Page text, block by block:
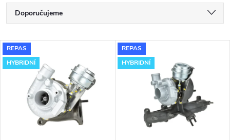
Ř
a
z
Doporučujeme
Nejdražší
Nejprodávanější
Abecedně
V
ý
REPAS
HYBRIDNÍ
REPAS
HYBRIDNÍ